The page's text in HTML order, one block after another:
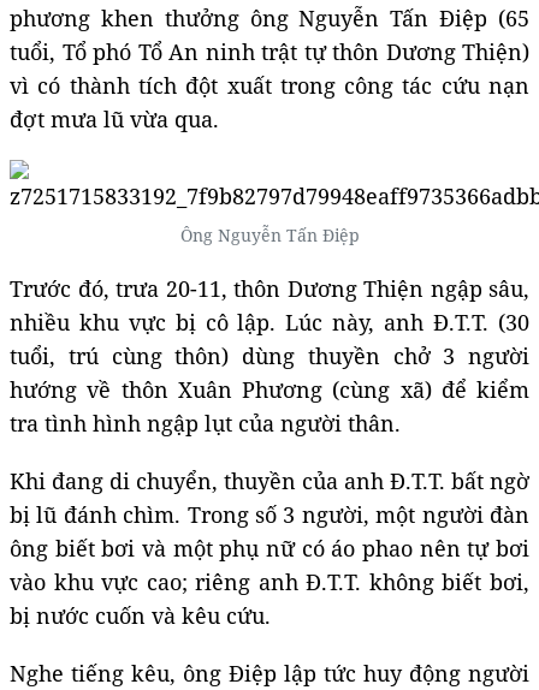
phương khen thưởng ông Nguyễn Tấn Điệp (65
tuổi, Tổ phó Tổ An ninh trật tự thôn Dương Thiện)
vì có thành tích đột xuất trong công tác cứu nạn
đợt mưa lũ vừa qua.
Ông Nguyễn Tấn Điệp
Trước đó, trưa 20-11, thôn Dương Thiện ngập sâu,
nhiều khu vực bị cô lập. Lúc này, anh Đ.T.T. (30
tuổi, trú cùng thôn) dùng thuyền chở 3 người
hướng về thôn Xuân Phương (cùng xã) để kiểm
tra tình hình ngập lụt của người thân.
Khi đang di chuyển, thuyền của anh Đ.T.T. bất ngờ
bị lũ đánh chìm. Trong số 3 người, một người đàn
ông biết bơi và một phụ nữ có áo phao nên tự bơi
vào khu vực cao; riêng anh Đ.T.T. không biết bơi,
bị nước cuốn và kêu cứu.
Nghe tiếng kêu, ông Điệp lập tức huy động người